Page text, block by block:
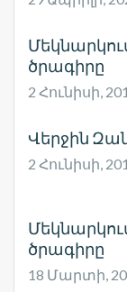
ծրագիրը
2 Հունիսի,
Վերջին
2 Հունիսի,
ծրագիրը
18 Մարտի,